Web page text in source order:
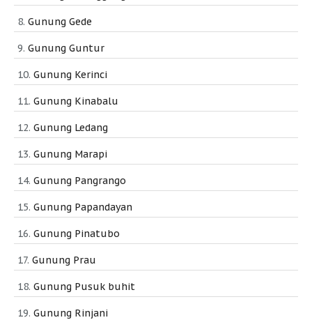
Gunung Gede
Gunung Guntur
Gunung Kerinci
Gunung Kinabalu
Gunung Ledang
Gunung Marapi
Gunung Pangrango
Gunung Papandayan
Gunung Pinatubo
Gunung Prau
Gunung Pusuk buhit
Gunung Rinjani